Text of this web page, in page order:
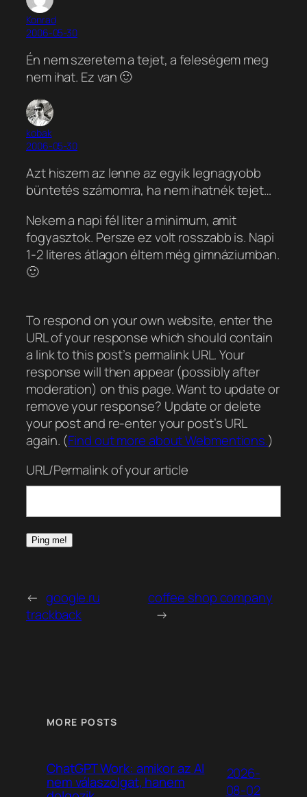
Konrad
2006-05-30
Én nem szeretem a tejet, a feleségem meg
nem ihat. Ez van 🙂
kobak
2006-05-30
Azt hiszem az lenne az egyik legnagyobb
büntetés számomra, ha nem ihatnék tejet…
Nekem a napi fél liter a minimum, amit
fogyasztok. Persze ez volt rosszabb is. Napi
1-2 literes átlagon éltem még gimnáziumban.
🙂
To respond on your own website, enter the
URL of your response which should contain
a link to this post’s permalink URL. Your
response will then appear (possibly after
moderation) on this page. Want to update or
remove your response? Update or delete
your post and re-enter your post’s URL
again. (Find out more about Webmentions.)
URL/Permalink of your article
← google.ru
trackback
coffee shop company
→
MORE POSTS
ChatGPT Work: amikor az AI
nem válaszolgat, hanem
2026-
08-02